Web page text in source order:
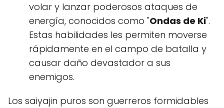
volar y lanzar poderosos ataques de
energía, conocidos como "Ondas de Ki".
Estas habilidades les permiten moverse
rápidamente en el campo de batalla y
causar daño devastador a sus
enemigos.
Los saiyajin puros son guerreros formidables